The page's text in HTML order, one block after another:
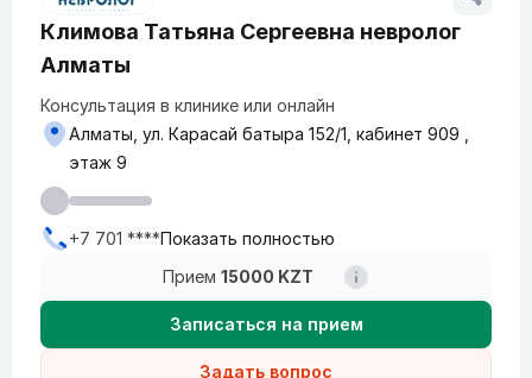
Климова Татьяна Сергеевна невролог
Алматы
Консультация в клинике или онлайн
Прием 15000 KZT
Записаться на прием
Задать вопрос
Алматы, ул. Карасай батыра 152/1, кабинет 909 ,
этаж 9
+7 701 ****Показать полностью